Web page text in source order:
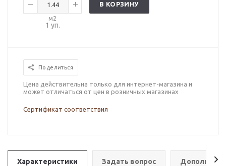
м2
1 уп.
В КОРЗИНУ
Поделиться
Цена действительна только для интернет-магазина и
может отличаться от цен в розничных магазинах
Сертификат соответствия
Характеристики Задать вопрос